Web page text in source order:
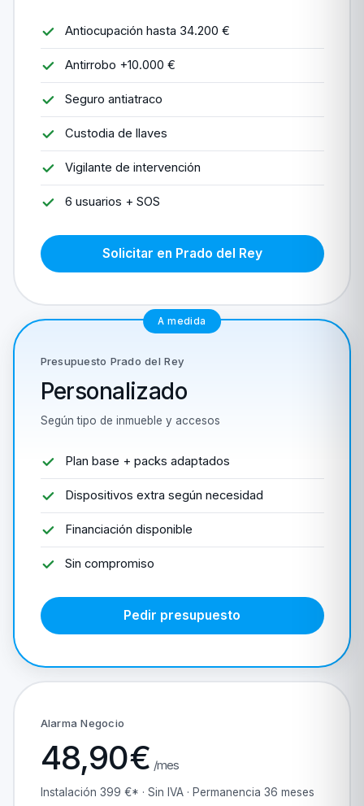
Antiocupación hasta 34.200 €
Antirrobo +10.000 €
Seguro antiatraco
Custodia de llaves
Vigilante de intervención
6 usuarios + SOS
Solicitar en Prado del Rey
A medida
Presupuesto Prado del Rey
Personalizado
Según tipo de inmueble y accesos
Plan base + packs adaptados
Dispositivos extra según necesidad
Financiación disponible
Sin compromiso
Pedir presupuesto
Alarma Negocio
48,90€ /mes
Instalación 399 €* · Sin IVA · Permanencia 36 meses